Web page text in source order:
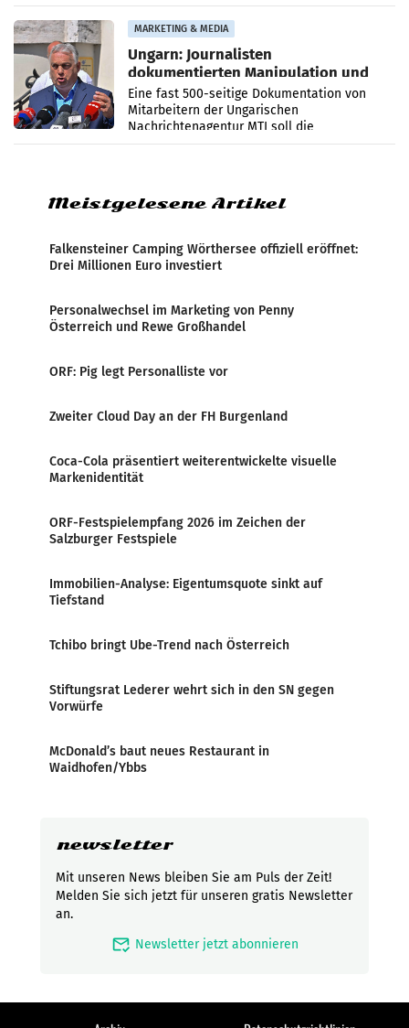
PR-Agentur an der Seite von Josef Kalina und
Anna Kalina-Mahr.
MARKETING & MEDIA
Ungarn: Journalisten
dokumentierten Manipulation und
Zensur
Eine fast 500-seitige Dokumentation von
Mitarbeitern der Ungarischen
Nachrichtenagentur MTI soll die
systematische Nachrichten-Manipulation und
Meistgelesene Artikel
Falkensteiner Camping Wörthersee offiziell eröffnet:
Drei Millionen Euro investiert
Personalwechsel im Marketing von Penny
Österreich und Rewe Großhandel
ORF: Pig legt Personalliste vor
Zweiter Cloud Day an der FH Burgenland
Coca-Cola präsentiert weiterentwickelte visuelle
Markenidentität
ORF-Festspielempfang 2026 im Zeichen der
Salzburger Festspiele
Immobilien-Analyse: Eigentumsquote sinkt auf
Tiefstand
Tchibo bringt Ube-Trend nach Österreich
Stiftungsrat Lederer wehrt sich in den SN gegen
Vorwürfe
McDonald’s baut neues Restaurant in
Waidhofen/Ybbs
newsletter
Mit unseren News bleiben Sie am Puls der Zeit!
Melden Sie sich jetzt für unseren gratis Newsletter
an.
mark_email_read Newsletter jetzt abonnieren